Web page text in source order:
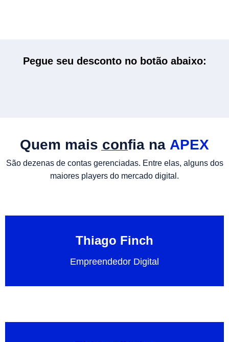
Pegue seu desconto no botão abaixo:
Quem mais confia na APEX
São dezenas de contas gerenciadas. Entre elas, alguns dos
maiores players do mercado digital.
Thiago Finch
Empreendedor Digital